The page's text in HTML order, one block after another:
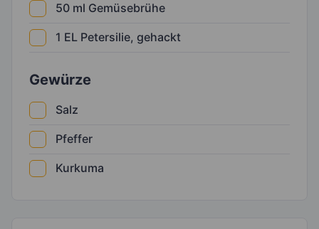
50 ml Gemüsebrühe
1 EL Petersilie, gehackt
Gewürze
Salz
Pfeffer
Kurkuma